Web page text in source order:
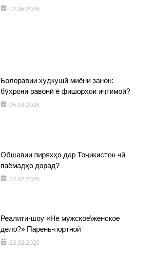
22.06.2026
Болоравии худкушӣ миёни занон:
бӯҳрони равонӣ ё фишорҳои иҷтимоӣ?
05.03.2026
Обшавии пиряхҳо дар Тоҷикистон чӣ
паёмадҳо дорад?
27.02.2026
Реалити-шоу «Не мужское\женское
дело?» Парень-портной
23.02.2026